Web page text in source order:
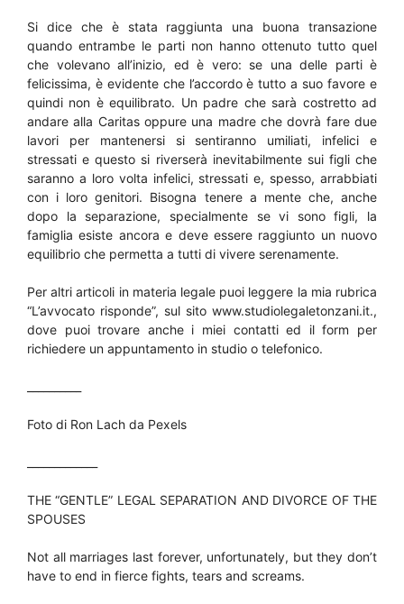
Si dice che è stata raggiunta una buona transazione
quando entrambe le parti non hanno ottenuto tutto quel
che volevano all’inizio, ed è vero: se una delle parti è
felicissima, è evidente che l’accordo è tutto a suo favore e
quindi non è equilibrato. Un padre che sarà costretto ad
andare alla Caritas oppure una madre che dovrà fare due
lavori per mantenersi si sentiranno umiliati, infelici e
stressati e questo si riverserà inevitabilmente sui figli che
saranno a loro volta infelici, stressati e, spesso, arrabbiati
con i loro genitori. Bisogna tenere a mente che, anche
dopo la separazione, specialmente se vi sono figli, la
famiglia esiste ancora e deve essere raggiunto un nuovo
equilibrio che permetta a tutti di vivere serenamente.
Per altri articoli in materia legale puoi leggere la mia rubrica
“L’avvocato risponde”, sul sito www.studiolegaletonzani.it.,
dove puoi trovare anche i miei contatti ed il form per
richiedere un appuntamento in studio o telefonico.
Foto di Ron Lach da Pexels
THE “GENTLE” LEGAL SEPARATION AND DIVORCE OF THE
SPOUSES
Not all marriages last forever, unfortunately, but they don’t
have to end in fierce fights, tears and screams.